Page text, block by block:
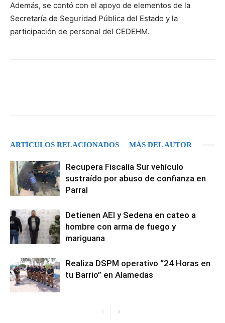
Además, se contó con el apoyo de elementos de la
Secretaría de Seguridad Pública del Estado y la
participación de personal del CEDEHM.
ARTÍCULOS RELACIONADOS MÁS DEL AUTOR
Recupera Fiscalía Sur vehículo
sustraído por abuso de confianza en
Parral
Detienen AEI y Sedena en cateo a
hombre con arma de fuego y
mariguana
Realiza DSPM operativo “24 Horas en
tu Barrio” en Alamedas